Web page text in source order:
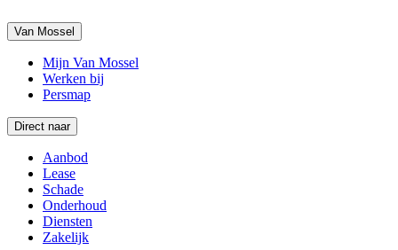
Van Mossel
Mijn Van Mossel
Werken bij
Persmap
Direct naar
Aanbod
Lease
Schade
Onderhoud
Diensten
Zakelijk